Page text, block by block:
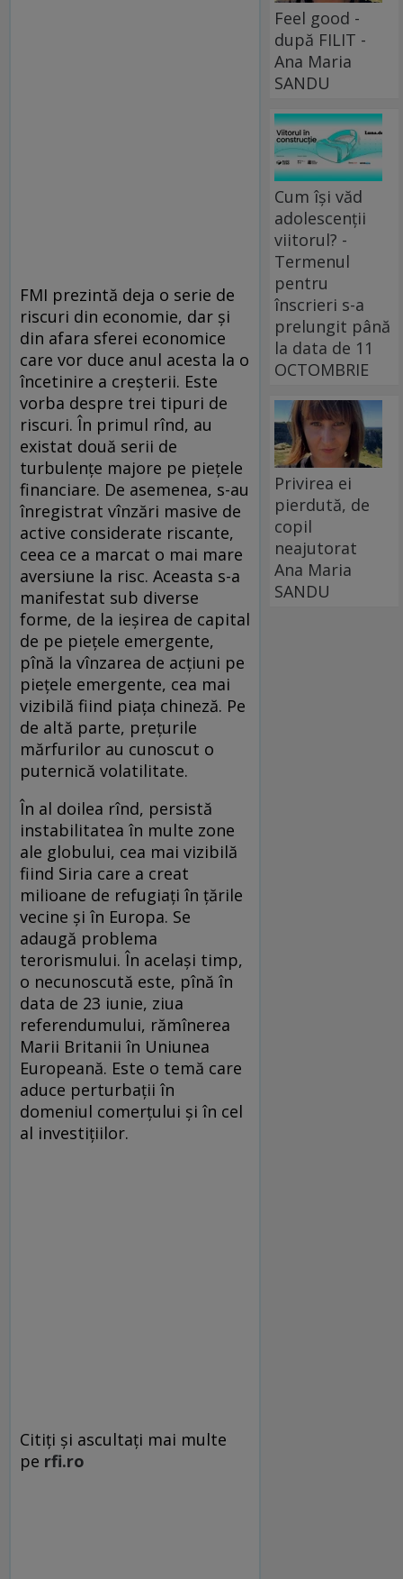
FMI prezintă deja o serie de
riscuri din economie, dar şi
din afara sferei economice
care vor duce anul acesta la o
încetinire a creşterii. Este
vorba despre trei tipuri de
riscuri. În primul rînd, au
existat două serii de
turbulenţe majore pe pieţele
financiare. De asemenea, s-au
înregistrat vînzări masive de
active considerate riscante,
ceea ce a marcat o mai mare
aversiune la risc. Aceasta s-a
manifestat sub diverse
forme, de la ieşirea de capital
de pe pieţele emergente,
pînă la vînzarea de acţiuni pe
pieţele emergente, cea mai
vizibilă fiind piaţa chineză. Pe
de altă parte, preţurile
mărfurilor au cunoscut o
puternică volatilitate.
În al doilea rînd, persistă
instabilitatea în multe zone
ale globului, cea mai vizibilă
fiind Siria care a creat
milioane de refugiaţi în ţările
vecine şi în Europa. Se
adaugă problema
terorismului. În acelaşi timp,
o necunoscută este, pînă în
data de 23 iunie, ziua
referendumului, rămînerea
Marii Britanii în Uniunea
Europeană. Este o temă care
aduce perturbaţii în
domeniul comerţului şi în cel
al investiţiilor.
Citiţi şi ascultaţi mai multe
pe rfi.ro
Feel good -
după FILIT -
Ana Maria
SANDU
Cum își văd
adolescenții
viitorul? -
Termenul
pentru
înscrieri s-a
prelungit până
la data de 11
OCTOMBRIE
Privirea ei
pierdută, de
copil
neajutorat
Ana Maria
SANDU